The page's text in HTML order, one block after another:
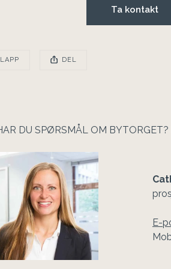
Ta kontakt
POSTEN HAR DEL
DU SPØRSMÅL OM BYTORGET?
E-